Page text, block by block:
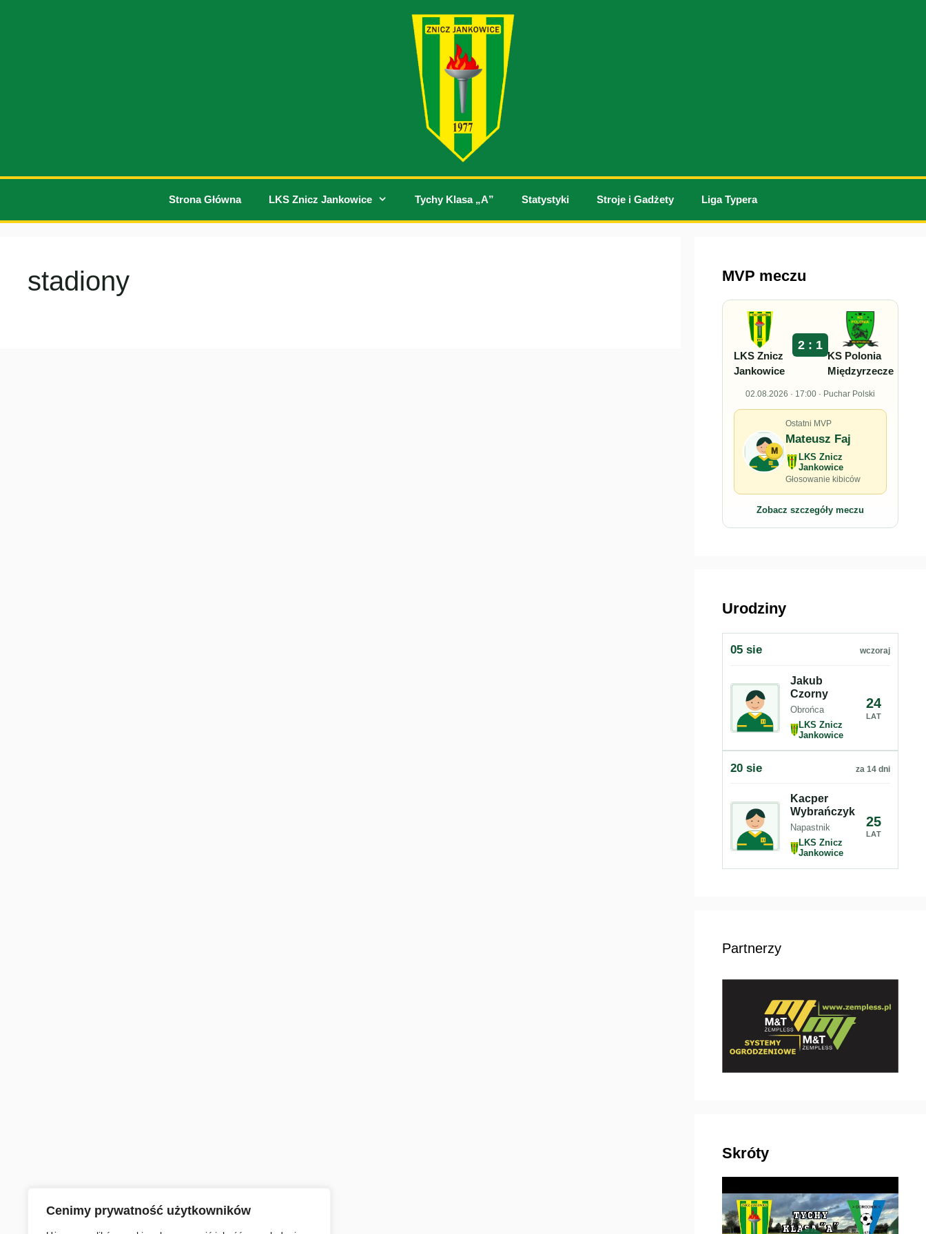
Cenimy prywatność użytkowników
Strona Główna LKS Znicz Jankowice Tychy Klasa „A” Statystyki Stroje i Gadżety Liga Typera
stadiony MVP meczu
LKS Znicz
Jankowice
2 : 1
KS Polonia
Międzyrzecze
02.08.2026 · 17:00 · Puchar Polski
M
Ostatni MVP
Mateusz Faj
LKS Znicz
Jankowice
Głosowanie kibiców
Zobacz szczegóły meczu
Urodziny
05 sie wczoraj
Jakub
Czorny
Obrońca
LKS Znicz
Jankowice
24
LAT
20 sie za 14 dni
Kacper
Wybrańczyk
Napastnik
LKS Znicz
Jankowice
25
LAT
Partnerzy
Skróty